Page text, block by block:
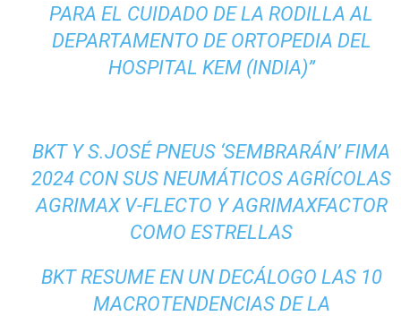
PARA EL CUIDADO DE LA RODILLA AL
DEPARTAMENTO DE ORTOPEDIA DEL
HOSPITAL KEM (INDIA)”
BKT Y S.JOSÉ PNEUS ‘SEMBRARÁN’ FIMA
2024 CON SUS NEUMÁTICOS AGRÍCOLAS
AGRIMAX V-FLECTO Y AGRIMAXFACTOR
COMO ESTRELLAS
BKT RESUME EN UN DECÁLOGO LAS 10
MACROTENDENCIAS DE LA